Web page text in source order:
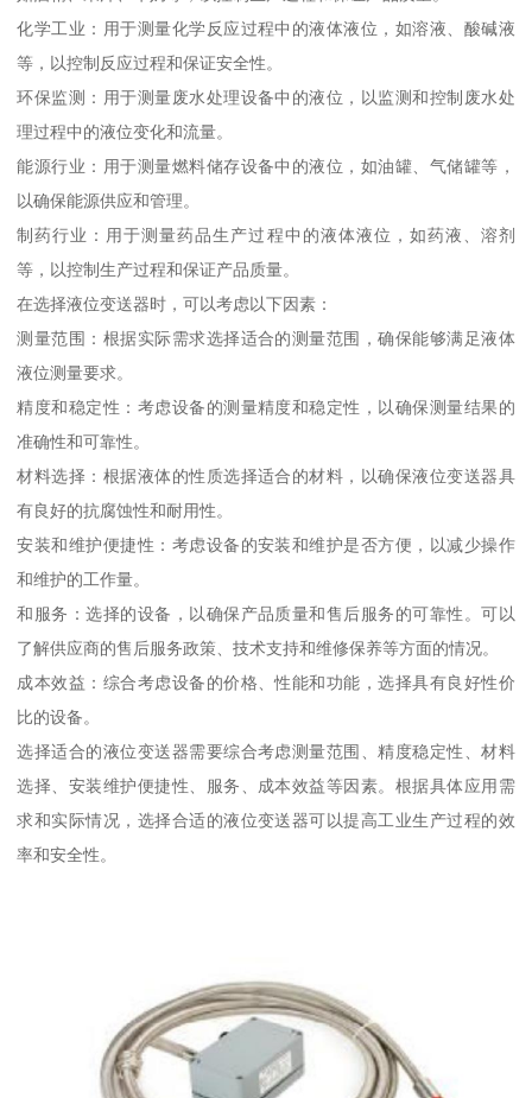
化学工业：用于测量化学反应过程中的液体液位，如溶液、酸碱液
等，以控制反应过程和保证安全性。
环保监测：用于测量废水处理设备中的液位，以监测和控制废水处
理过程中的液位变化和流量。
能源行业：用于测量燃料储存设备中的液位，如油罐、气储罐等，
以确保能源供应和管理。
制药行业：用于测量药品生产过程中的液体液位，如药液、溶剂
等，以控制生产过程和保证产品质量。
在选择液位变送器时，可以考虑以下因素：
测量范围：根据实际需求选择适合的测量范围，确保能够满足液体
液位测量要求。
精度和稳定性：考虑设备的测量精度和稳定性，以确保测量结果的
准确性和可靠性。
材料选择：根据液体的性质选择适合的材料，以确保液位变送器具
有良好的抗腐蚀性和耐用性。
安装和维护便捷性：考虑设备的安装和维护是否方便，以减少操作
和维护的工作量。
和服务：选择的设备，以确保产品质量和售后服务的可靠性。可以
了解供应商的售后服务政策、技术支持和维修保养等方面的情况。
成本效益：综合考虑设备的价格、性能和功能，选择具有良好性价
比的设备。
选择适合的液位变送器需要综合考虑测量范围、精度稳定性、材料
选择、安装维护便捷性、服务、成本效益等因素。根据具体应用需
求和实际情况，选择合适的液位变送器可以提高工业生产过程的效
率和安全性。